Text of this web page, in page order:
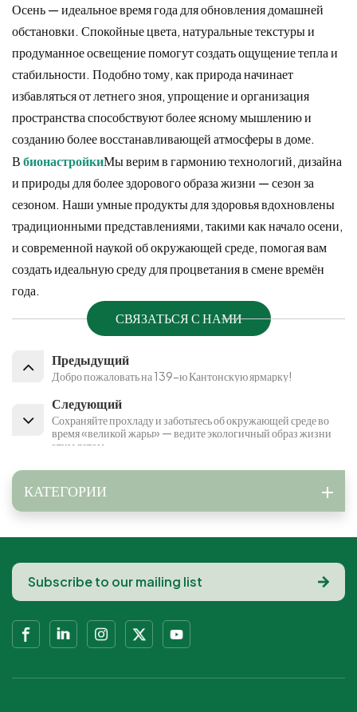
Осень — идеальное время года для обновления домашней
обстановки. Спокойные цвета, натуральные текстуры и
продуманное освещение помогут создать ощущение тепла и
стабильности. Подобно тому, как природа начинает
избавляться от летнего зноя, упрощение и организация
пространства способствуют более ясному мышлению и
созданию более восстанавливающей атмосферы в доме.
ВбионастройкиМы верим в гармонию технологий, дизайна
и природы для более здорового образа жизни — сезон за
сезоном. Наши умные продукты для здоровья вдохновлены
традиционными представлениями, такими как начало осени,
и современной наукой об окружающей среде, помогая вам
создать идеальную среду для процветания в смене времён
года.
СВЯЗАТЬСЯ С НАМИ
Предыдущий
Добро пожаловать на 139-ю Кантонскую ярмарку!
Следующий
Сохраняйте прохладу и заботьтесь об окружающей среде во
время «великой жары» — ведите экологичный образ жизни
этим летом
КАТЕГОРИИ